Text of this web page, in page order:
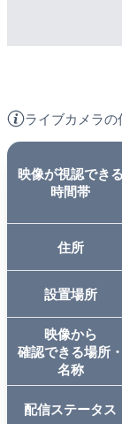
ライブカメラの
映像が視認できる
時間帯
住所
設置場所
映像から
確認できる場所・
名称
配信ステータス